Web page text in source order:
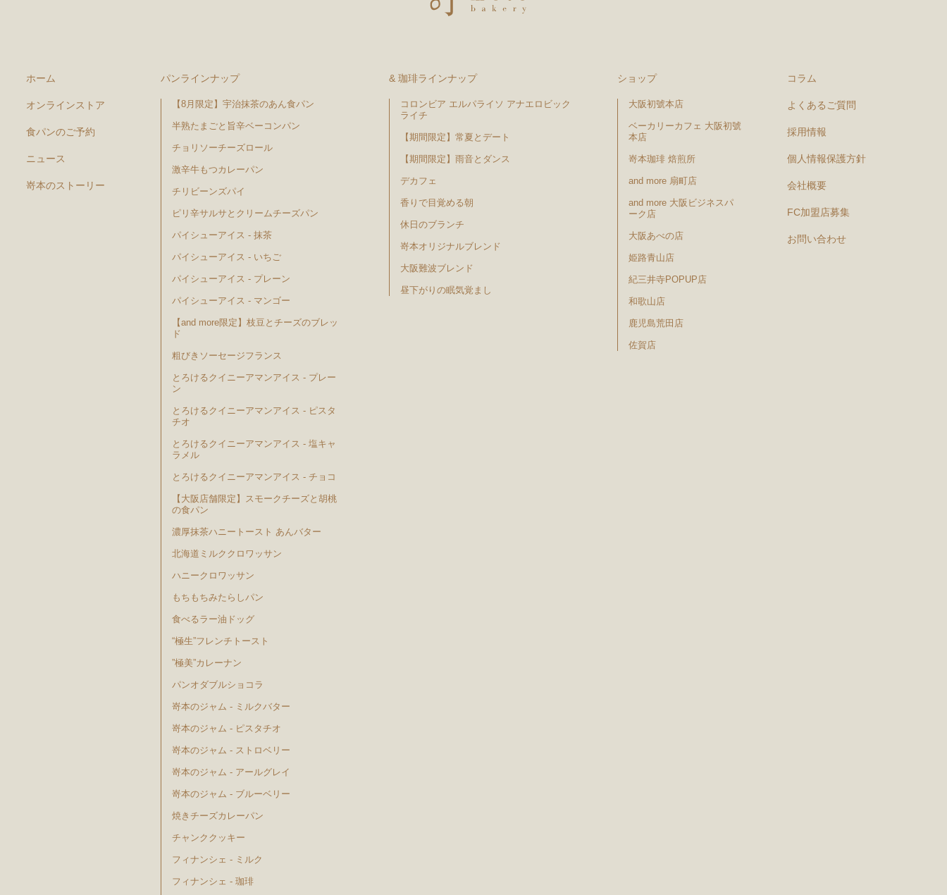
ホーム
オンラインストア
食パンのご予約
ニュース
嵜本のストーリー
パンラインナップ
【8月限定】宇治抹茶のあん食パン
半熟たまごと旨辛ベーコンパン
チョリソーチーズロール
激辛牛もつカレーパン
チリビーンズパイ
ピリ辛サルサとクリームチーズパン
パイシューアイス - 抹茶
パイシューアイス - いちご
パイシューアイス - プレーン
パイシューアイス - マンゴー
【and more限定】枝豆とチーズのブレッ
ド
粗びきソーセージフランス
とろけるクイニーアマンアイス - プレー
ン
とろけるクイニーアマンアイス - ピスタ
チオ
とろけるクイニーアマンアイス - 塩キャ
ラメル
とろけるクイニーアマンアイス - チョコ
【大阪店舗限定】スモークチーズと胡桃
の食パン
濃厚抹茶ハニートースト あんバター
北海道ミルククロワッサン
ハニークロワッサン
もちもちみたらしパン
食べるラー油ドッグ
“極生”フレンチトースト
”極美”カレーナン
パンオダブルショコラ
嵜本のジャム - ミルクバター
嵜本のジャム - ピスタチオ
嵜本のジャム - ストロベリー
嵜本のジャム - アールグレイ
嵜本のジャム - ブルーベリー
焼きチーズカレーパン
チャンククッキー
フィナンシェ - ミルク
フィナンシェ - 珈琲
& 珈琲ラインナップ
コロンビア エルパライソ アナエロビック
ライチ
【期間限定】常夏とデート
【期間限定】雨音とダンス
デカフェ
香りで目覚める朝
休日のブランチ
嵜本オリジナルブレンド
大阪難波ブレンド
昼下がりの眠気覚まし
ショップ
大阪初號本店
ベーカリーカフェ 大阪初號
本店
嵜本珈琲 焙煎所
and more 扇町店
and more 大阪ビジネスパ
ーク店
大阪あべの店
姫路青山店
紀三井寺POPUP店
和歌山店
鹿児島荒田店
佐賀店
コラム
よくあるご質問
採用情報
個人情報保護方針
会社概要
FC加盟店募集
お問い合わせ